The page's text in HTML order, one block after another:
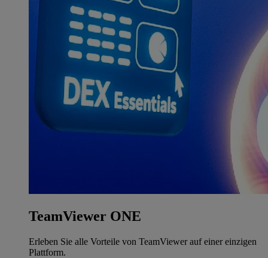
TeamViewer ONE
Erleben Sie alle Vorteile von TeamViewer auf einer einzigen
Plattform.